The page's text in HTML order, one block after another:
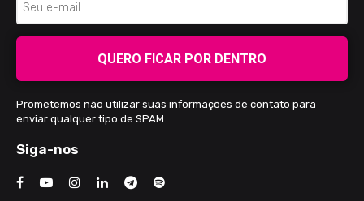
QUERO FICAR POR DENTRO
Prometemos não utilizar suas informações de contato para
enviar qualquer tipo de SPAM.
Siga-nos